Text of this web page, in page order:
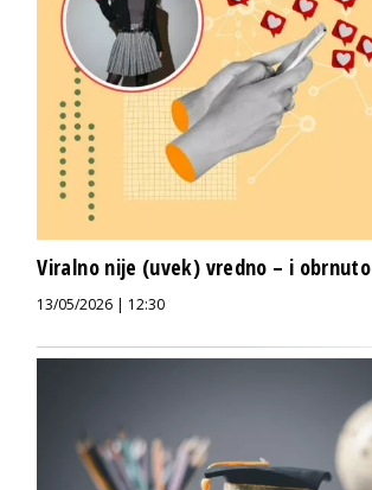
Viralno nije (uvek) vredno – i obrnuto
13/05/2026 | 12:30